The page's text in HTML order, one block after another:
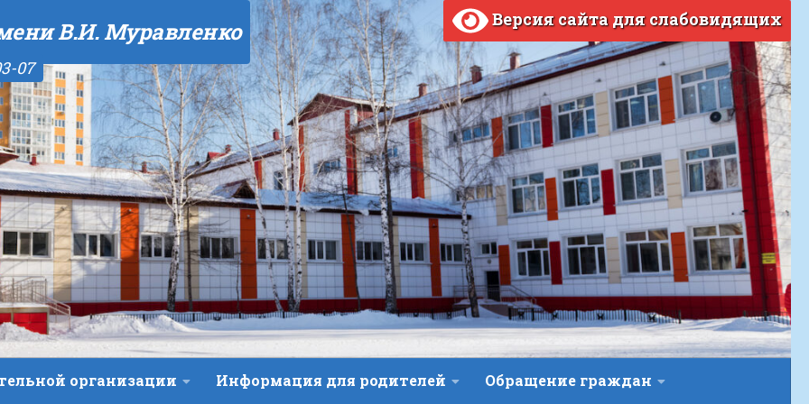
В.И. Муравленко
07
Версия сайта для слабовидящих
организации Информация для родителей Обращение граждан